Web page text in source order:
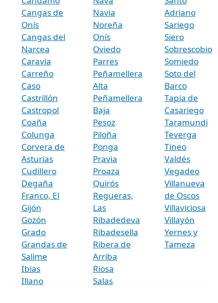
Cangas de
Onís
Cangas del
Narcea
Caravia
Carreño
Caso
Castrillón
Castropol
Coaña
Colunga
Corvera de
Asturias
Cudillero
Degaña
Franco, El
Gijón
Gozón
Grado
Grandas de
Salime
Ibias
Illano
Navia
Noreña
Onís
Oviedo
Parres
Peñamellera
Alta
Peñamellera
Baja
Pesoz
Piloña
Ponga
Pravia
Proaza
Quirós
Regueras,
Las
Ribadedeva
Ribadesella
Ribera de
Arriba
Riosa
Salas
Adriano
Sariego
Siero
Sobrescobio
Somiedo
Soto del
Barco
Tapia de
Casariego
Taramundi
Teverga
Tineo
Valdés
Vegadeo
Villanueva
de Oscos
Villaviciosa
Villayón
Yernes y
Tameza